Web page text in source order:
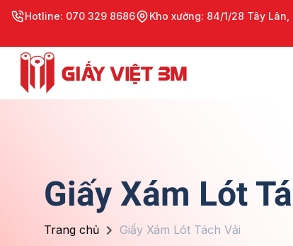
Hotline: 070 329 8686 Kho xưởng: 84/1/28 Tây
Giấy Xám Lót
Trang chủ Giấy Xám Lót Tách Vải